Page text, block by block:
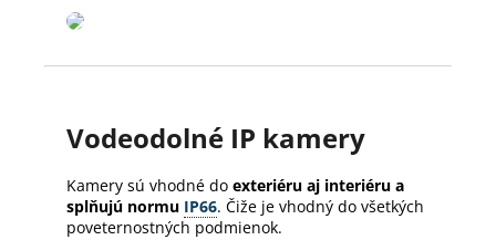
Vodeodolné IP kamery
Kamery sú vhodné do exteriéru aj interiéru a
splňujú normu IP66. Čiže je vhodný do všetkých
poveternostných podmienok.